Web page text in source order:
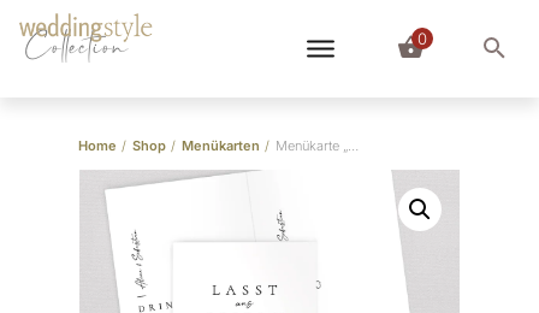
Collection 0
Home / Shop / Menükarten / Menükarte „Puristisch” Klappkarte